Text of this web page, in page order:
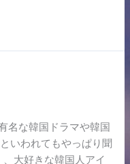
名な韓国ドラマや韓国
いわれてもやっぱり聞
大好きな韓国人アイ